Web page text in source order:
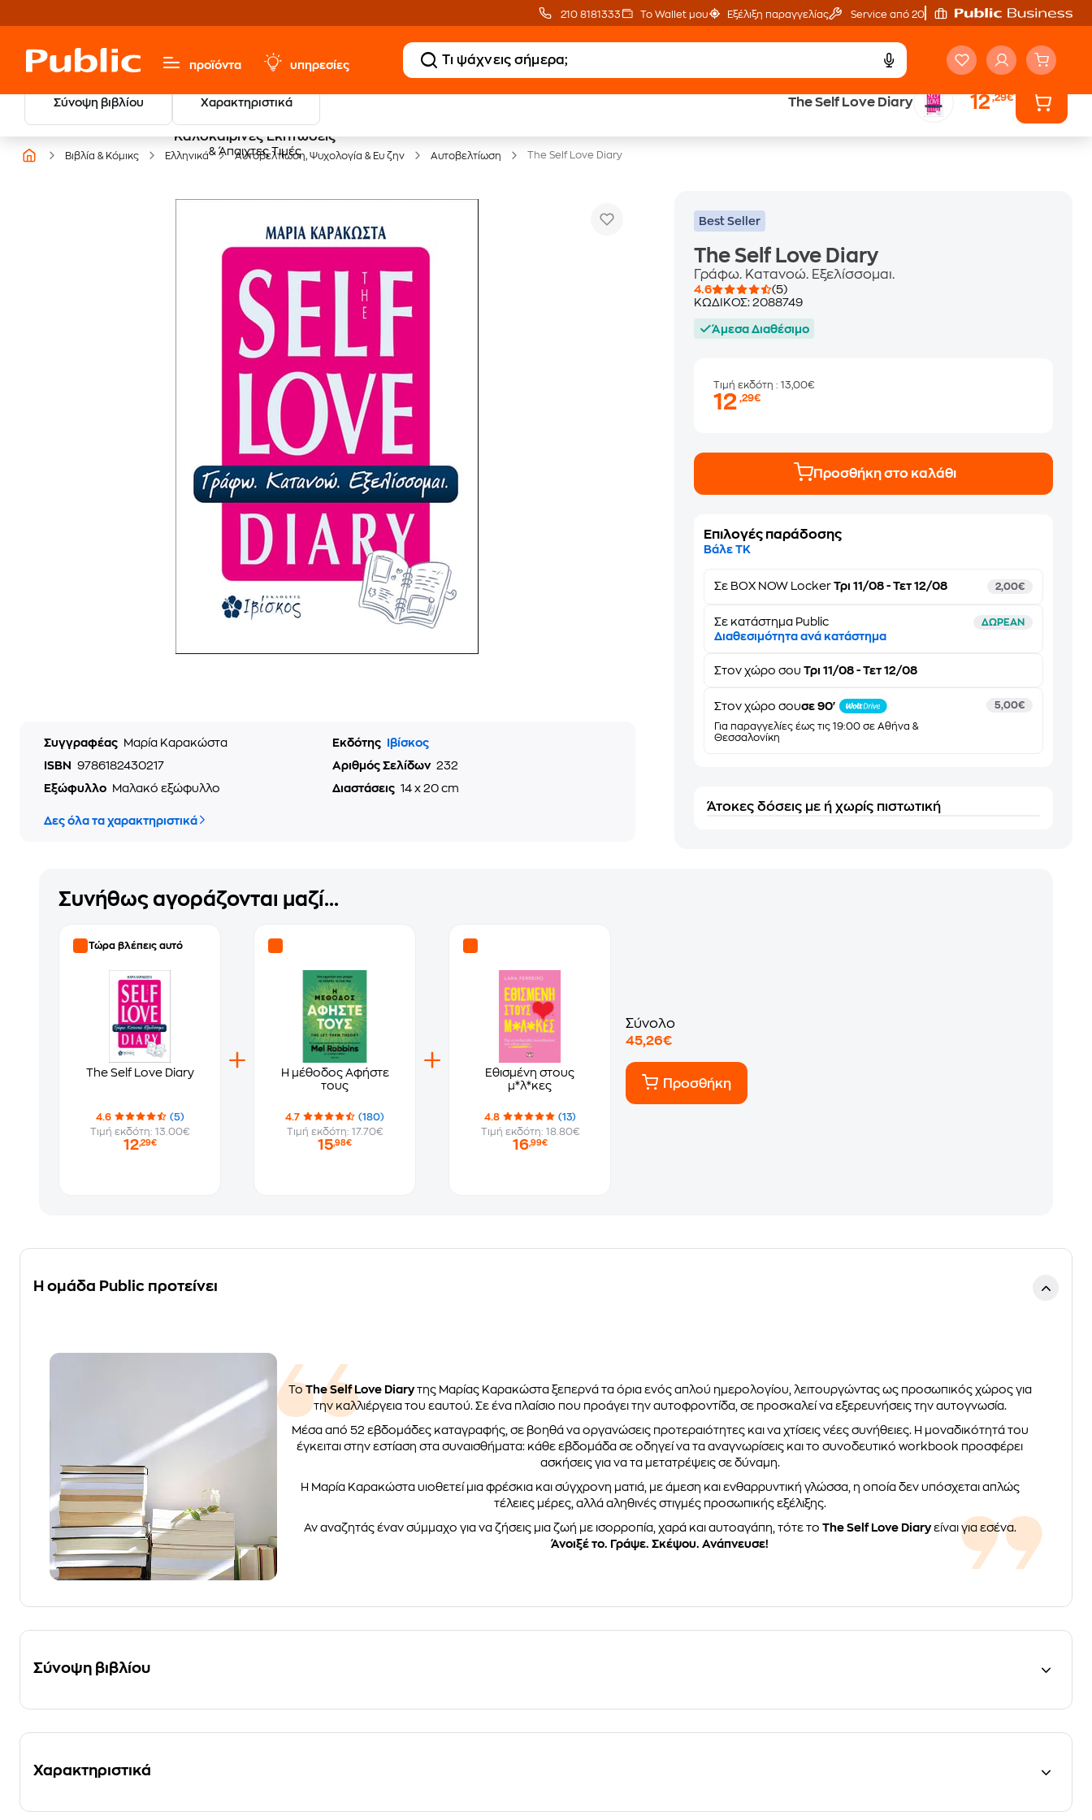
210 8181333 Το Wallet μου Εξέλιξη παραγγελίας Service από 20'
προϊόντα υπηρεσίες
Σύνοψη βιβλίου Χαρακτηριστικά The Self Love Diary 12,29€
Καλοκαιρινές Εκπτώσεις
& Άπαιχτες Τιμές
Έλα στον κόσμο
Βιβλία & Κόμικς Ελληνικά Αυτοβελτίωση, Ψυχολογία & Ευ ζην Αυτοβελτίωση The Self Love Diary
Συγγραφέας Μαρία Καρακώστα Εκδότης
Ιβίσκος
ISBN
9786182430217 Αριθμός Σελίδων 232
Εξώφυλλο
Μαλακό εξώφυλλο Διαστάσεις 14 x 20 cm
Δες όλα τα χαρακτηριστικά
Best Seller
The Self Love Diary
Γράφω. Κατανοώ. Εξελίσσομαι.
4.6
(5)
ΚΩΔΙΚΟΣ:2088749
Άμεσα Διαθέσιμο
Τιμή εκδότη: 13,00€
12,29€
Προσθήκη στο καλάθι
Επιλογές παράδοσης
Βάλε ΤΚ
Σε BOX NOW Locker Τρι 11/08 - Τετ 12/08 2,00€
Σε κατάστημα Public ΔΩΡΕΑΝ
Διαθεσιμότητα ανά κατάστημα
Στονχώρο σου Τρι 11/08 - Τετ 12/08
Στον χώρο σουσε 90'
Για παραγγελίες έως τις 19:00 σε Αθήνα &
Θεσσαλονίκη
5,00€
Άτοκες δόσεις με ή χωρίς πιστωτική
Συνήθως αγοράζονται μαζί...
Τώρα βλέπεις αυτό
The Self Love Diary
4.6
(5)
Τιμή εκδότη: 13.00€
12,29€
Η μέθοδος Αφήστε
τους
4.7
(180)
Τιμή εκδότη: 17.70€
15,98€
Εθισμένη στους
μ*λ*κες
4.8
(13)
Τιμή εκδότη: 18.80€
16,99€
Σύνολο
45,26€
Προσθήκη
Η ομάδα Public προτείνει
Το The Self Love Diaryτης Μαρίας Καρακώστα ξεπερνά τα όρια ενός απλού ημερολογίου, λειτουργώντας ως προσωπικός χώρος για
την καλλιέργεια του εαυτού. Σε ένα πλαίσιο που προάγει την αυτοφροντίδα, σε προσκαλεί να εξερευνήσεις την αυτογνωσία.
Μέσα από 52 εβδομάδες καταγραφής, σε βοηθά να οργανώσεις προτεραιότητες και να χτίσεις νέες συνήθειες. Η μοναδικότητά του
έγκειται στην εστίαση στα συναισθήματα: κάθε εβδομάδα σε οδηγεί να τα αναγνωρίσεις και το συνοδευτικό workbook προσφέρει
ασκήσεις για να τα μετατρέψεις σε δύναμη.
Η Μαρία Καρακώστα υιοθετεί μια φρέσκια και σύγχρονη ματιά, με άμεση και ενθαρρυντική γλώσσα, η οποία δεν υπόσχεται απλώς
τέλειες μέρες, αλλά αληθινές στιγμές προσωπικής εξέλιξης.
Αν αναζητάς έναν σύμμαχο για να ζήσεις μια ζωή με ισορροπία, χαρά και αυτοαγάπη, τότε το The Self Love Diaryείναι για εσένα.
Άνοιξέ το. Γράψε. Σκέψου. Ανάπνευσε!
Σύνοψη βιβλίου
Χαρακτηριστικά